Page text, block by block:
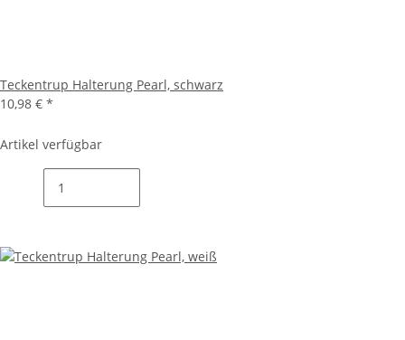
Teckentrup Halterung Pearl, schwarz
10,98 € *
Artikel verfügbar